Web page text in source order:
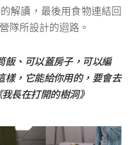
解讀，最後用食物連結回
隊所設計的迴路。
飯、可以蓋房子，可以編
樣，它能給你用的，要會去
長在打開的樹洞》